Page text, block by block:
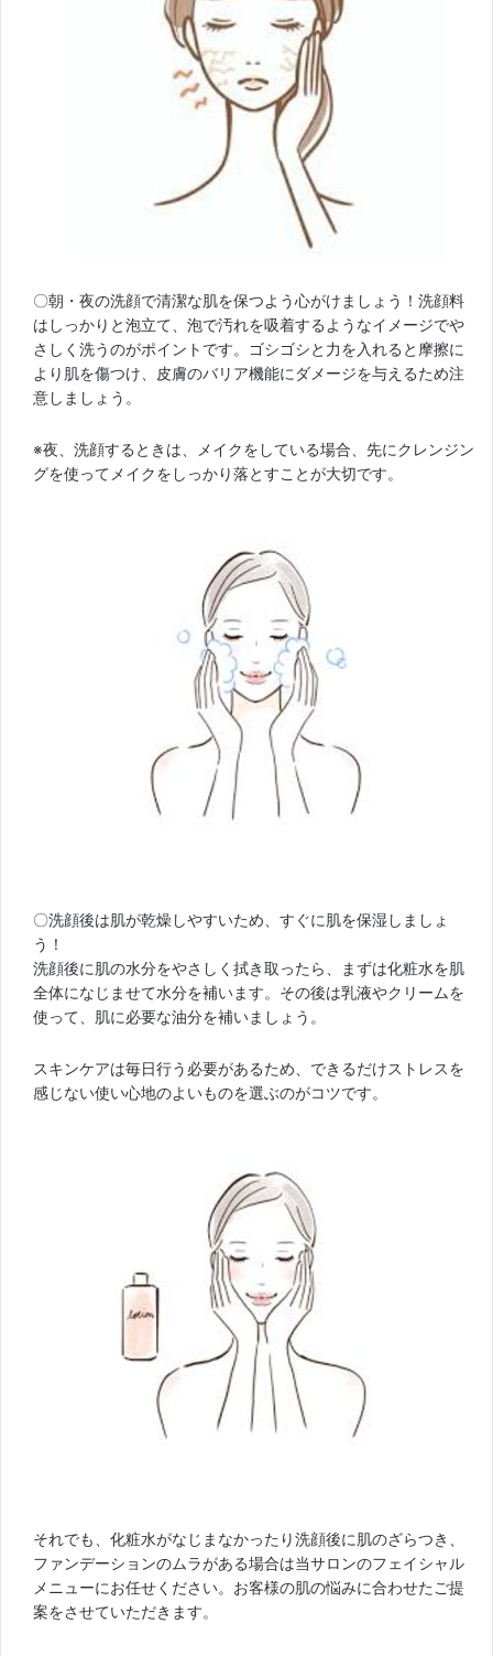
〇朝・夜の洗顔で清潔な肌を保つよう心がけましょう！洗顔料
はしっかりと泡立て、泡で汚れを吸着するようなイメージでや
さしく洗うのがポイントです。ゴシゴシと力を入れると摩擦に
より肌を傷つけ、皮膚のバリア機能にダメージを与えるため注
意しましょう。
※夜、洗顔するときは、メイクをしている場合、先にクレンジン
グを使ってメイクをしっかり落とすことが大切です。
〇洗顔後は肌が乾燥しやすいため、すぐに肌を保湿しましょ
う！
洗顔後に肌の水分をやさしく拭き取ったら、まずは化粧水を肌
全体になじませて水分を補います。その後は乳液やクリームを
使って、肌に必要な油分を補いましょう。
スキンケアは毎日行う必要があるため、できるだけストレスを
感じない使い心地のよいものを選ぶのがコツです。
それでも、化粧水がなじまなかったり洗顔後に肌のざらつき、
ファンデーションのムラがある場合は当サロンのフェイシャル
メニューにお任せください。お客様の肌の悩みに合わせたご提
案をさせていただきます。